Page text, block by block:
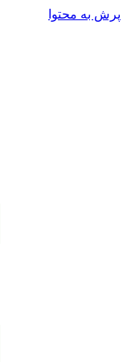
پرش به محتوا